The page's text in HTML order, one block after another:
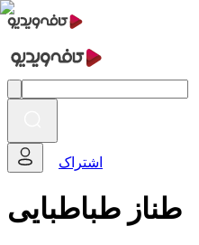
اشتراک
طناز طباطبایی